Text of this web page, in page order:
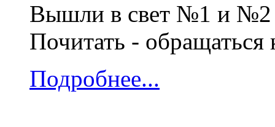
Вышли в свет №1 и №2
Почитать -
Подробнее...